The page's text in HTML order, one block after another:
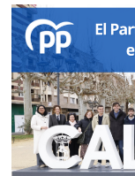
Popular
propone
Hospital
Ernest
Lluch
sea
reconocido
como
Hospital